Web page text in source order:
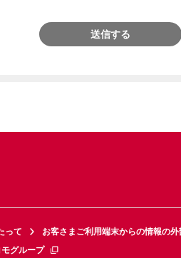
送信する
って お客さまご利用端末からの情報の
モグループ